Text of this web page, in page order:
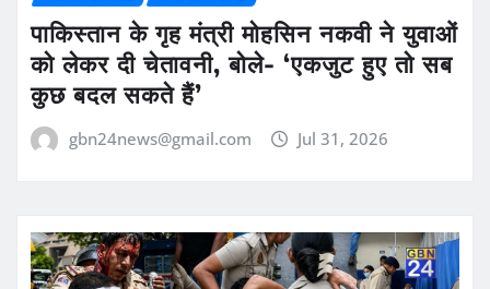
पाकिस्तान के गृह मंत्री मोहसिन नकवी ने युवाओं
को लेकर दी चेतावनी, बोले- ‘एकजुट हुए तो सब
कुछ बदल सकते हैं’
gbn24news@gmail.com Jul 31, 2026